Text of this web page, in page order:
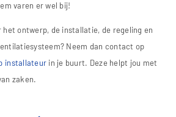
varen er wel bij!
het ontwerp, de installatie, de regeling en
Neem dan contact op
installateur in je buurt. Deze helpt jou met
zaken.